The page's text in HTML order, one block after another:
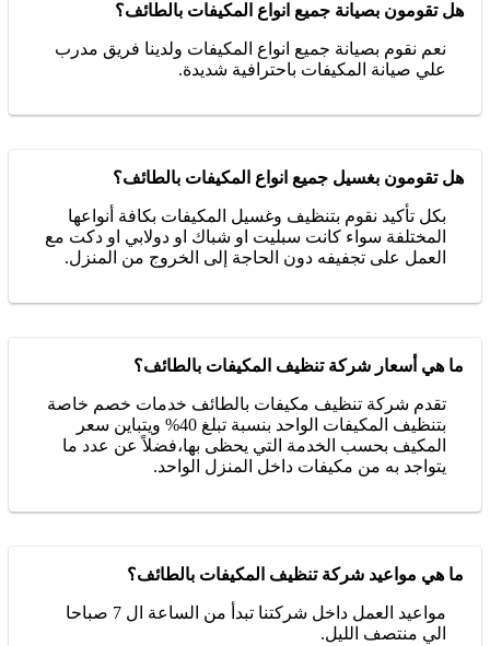
هل تقومون بصيانة جميع انواع المكيفات بالطائف؟
نعم نقوم بصيانة جميع انواع المكيفات ولدينا فريق مدرب
علي صيانة المكيفات باحترافية شديدة.
هل تقومون بغسيل جميع انواع المكيفات بالطائف؟
بكل تأكيد نقوم بتنظيف وغسيل المكيفات بكافة أنواعها
المختلفة سواء كانت سبليت او شباك او دولابي او دكت مع
العمل على تجفيفه دون الحاجة إلى الخروج من المنزل.
ما هي أسعار شركة تنظيف المكيفات بالطائف؟
تقدم شركة تنظيف مكيفات بالطائف خدمات خصم خاصة
بتنظيف المكيفات الواحد بنسبة تبلغ 40% ويتباين سعر
المكيف بحسب الخدمة التي يحظى بها،فضلاً عن عدد ما
يتواجد به من مكيفات داخل المنزل الواحد.
ما هي مواعيد شركة تنظيف المكيفات بالطائف؟
مواعيد العمل داخل شركتنا تبدأ من الساعة ال 7 صباحا
الي منتصف الليل.